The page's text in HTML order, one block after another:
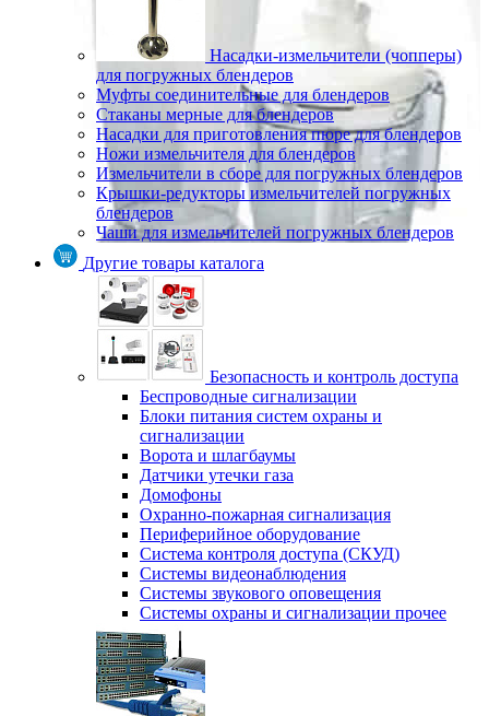
Насадки-измельчители (чопперы)
для погружных блендеров
Муфты соединительные для блендеров
Стаканы мерные для блендеров
Насадки для приготовления пюре для блендеров
Ножи измельчителя для блендеров
Измельчители в сборе для погружных блендеров
Крышки-редукторы измельчителей погружных
блендеров
Чаши для измельчителей погружных блендеров
Другие товары каталога
Безопасность и контроль доступа
Беспроводные сигнализации
Блоки питания систем охраны и
сигнализации
Ворота и шлагбаумы
Датчики утечки газа
Домофоны
Охранно-пожарная сигнализация
Периферийное оборудование
Система контроля доступа (СКУД)
Системы видеонаблюдения
Системы звукового оповещения
Системы охраны и сигнализации прочее